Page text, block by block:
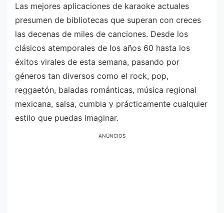
Las mejores aplicaciones de karaoke actuales
presumen de bibliotecas que superan con creces
las decenas de miles de canciones. Desde los
clásicos atemporales de los años 60 hasta los
éxitos virales de esta semana, pasando por
géneros tan diversos como el rock, pop,
reggaetón, baladas románticas, música regional
mexicana, salsa, cumbia y prácticamente cualquier
estilo que puedas imaginar.
ANÚNCIOS